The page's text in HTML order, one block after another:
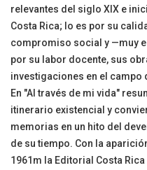
relevantes del siglo XlX e
Costa Rica; lo es por su
compromiso social y —muy
por su labor docente, sus
investigaciones en el campo
En "Al través de mi vida"
itinerario existencial y
memorias en un hito del
de su tiempo. Con la
1961m la Editorial Costa